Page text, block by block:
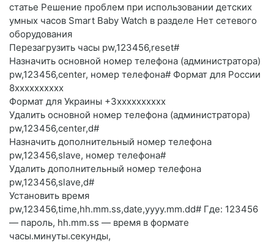
статье Решение проблем при использовании детских
умных часов Smart Baby Watch в разделе Нет сетевого
оборудования
Перезагрузить часы pw,123456,reset#
Назначить основной номер телефона (администратора)
pw,123456,center, номер телефона# Формат для России
8хххххххххх
Формат для Украины +3хххххххххх
Удалить основной номер телефона (администратора)
pw,123456,center,d#
Назначить дополнительный номер телефона
pw,123456,slave, номер телефона#
Удалить дополнительный номер телефона
pw,123456,slave,d#
Установить время
pw,123456,time,hh.mm.ss,date,yyyy.mm.dd# Где: 123456
— пароль, hh.mm.ss — время в формате
часы.минуты.секунды,